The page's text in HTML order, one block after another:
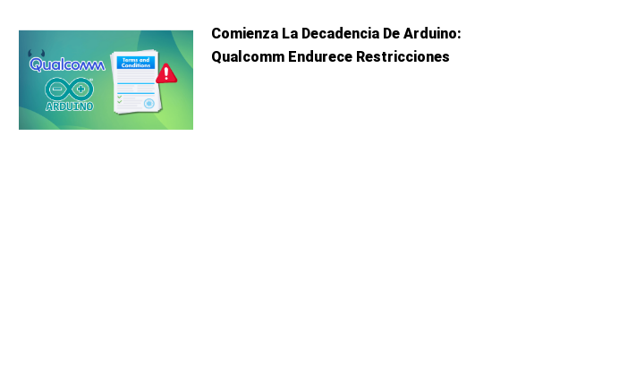
Comienza La Decadencia De Arduino:
Qualcomm Endurece Restricciones